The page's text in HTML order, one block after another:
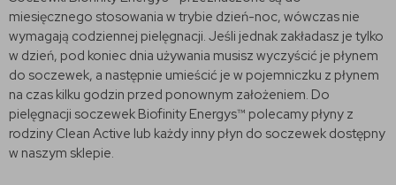
miesięcznego stosowania w trybie dzień-noc, wówczas nie
wymagają codziennej pielęgnacji. Jeśli jednak zakładasz je tylko
w dzień, pod koniec dnia używania musisz wyczyścić je płynem
do soczewek, a następnie umieścić je w pojemniczku z płynem
na czas kilku godzin przed ponownym założeniem. Do
pielęgnacji soczewek Biofinity Energys™ polecamy płyny z
rodziny Clean Active lub każdy inny płyn do soczewek dostępny
w naszym sklepie.